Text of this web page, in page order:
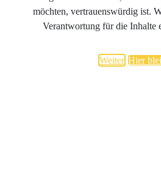
möchten, vertrauenswürdig ist.
Verantwortung für die Inhalte
Weiter Hier